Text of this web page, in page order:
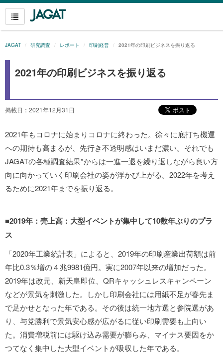
JAGAT 研究調査 レポート 印刷経営 2021年の印刷ビジネスを振り返る
2021年の印刷ビジネスを振り返る
掲載日：2021年12月31日
2021年もコロナに始まりコロナに終わった。徐々に底打ち機運
への期待も高まるが、先行き不透明感はいまだ濃い。それでも
JAGATの各種調査結果*からは一進一退を繰り返しながら良い方
向に向かっていく印刷会社の姿が浮かび上がる。2022年を考え
るために2021年までを振り返る。
■2019年：売上高：大型イベントが集中して10数年ぶりのプラ
ス
「2020年工業統計表」によると、2019年の印刷産業出荷額は前
年比0.3％増の４兆9981億円。実に2007年以来の増加だった。
2019年は改元、新天皇即位、QRキャッシュレスキャンペーン
などが景気を刺激した。しかし印刷会社には用紙不足が春先ま
で足かせとなった年である。その後は統一地方選と参院選があ
り、与党勝利で景気安心感が広がるに従い印刷需要も上向い
た。消費増税前には駆け込み需要が膨らみ、マイナス要因をか
つてなく集中した大型イベントが吸収した年である。